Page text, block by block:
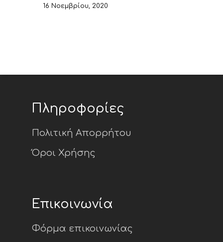
16 Νοεμβρίου, 2020
Πληροφορίες
Πολιτική Απορρήτου
Όροι Χρήσης
Επικοινωνία
Φόρμα επικοινωνίας